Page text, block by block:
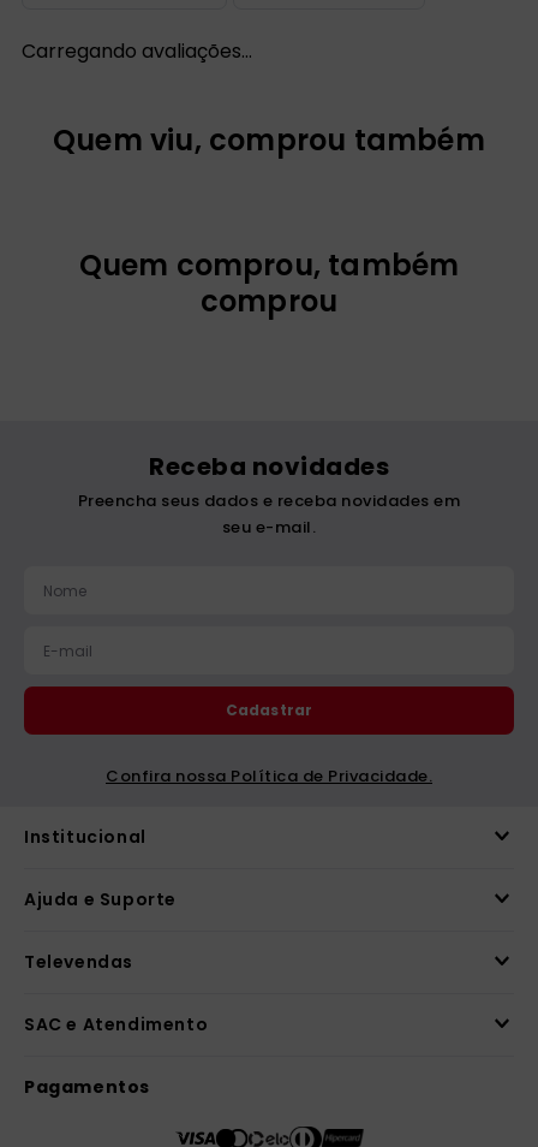
Carregando avaliações…
Quem viu, comprou também
Quem comprou, também
comprou
Receba novidades
Preencha seus dados e receba novidades em
seu e-mail.
Confira nossa Política de Privacidade.
Cadastrar
Institucional
Ajuda e Suporte
Televendas
SAC e Atendimento
Pagamentos